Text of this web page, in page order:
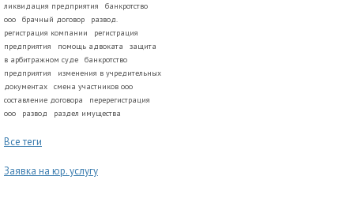
ликвидация предприятия
банкротство
ооо
брачный договор
развод.
регистрация компании
регистрация
предприятия
помощь адвоката
защита
в арбитражном суде
банкротство
предприятия
изменения в учредительных
документах
смена участников ооо
составление договора
перерегистрация
ооо
развод раздел имущества
Все теги
Заявка на юр. услугу